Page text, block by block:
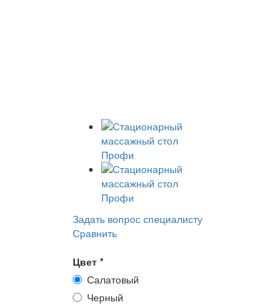
Задать вопрос специалисту
Сравнить
Цвет *
Салатовый
Черный